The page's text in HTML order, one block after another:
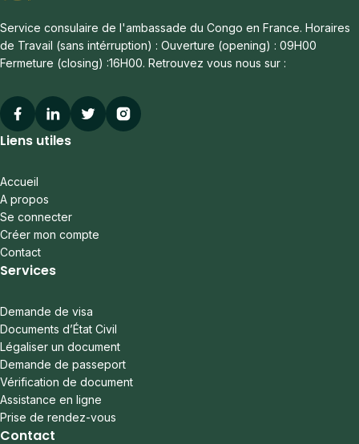
Service consulaire de l'ambassade du Congo en France. Horaires
de Travail (sans intérruption) : Ouverture (opening) : 09H00
Fermeture (closing) :16H00. Retrouvez vous nous sur :
Facebook
LinkedinTwitterInstagram
Liens utiles
Accueil
A propos
Se connecter
Créer mon compte
Contact
Services
Demande de visa
Documents d’État Civil
Légaliser un document
Demande de passeport
Vérification de document
Assistance en ligne
Prise de rendez-vous
Contact